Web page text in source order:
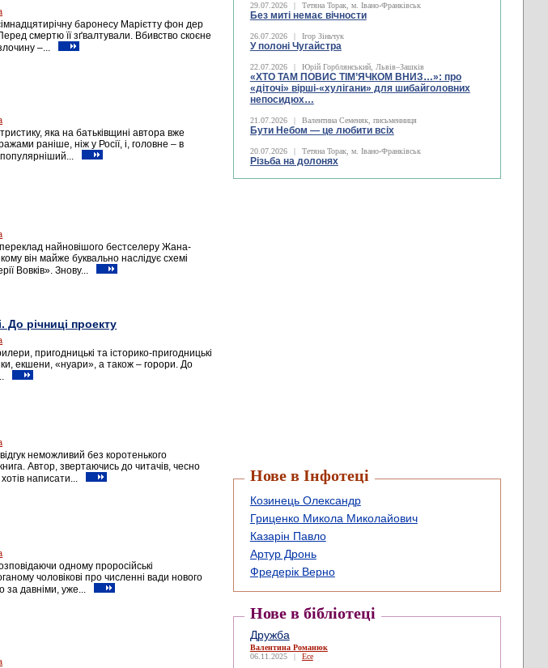
баронесу Марієтту фон дер
смертю її зґвалтували. Вбивство скоєне
–...
яка на батьківщині автора вже
раніше, ніж у Росії, і, головне – в
найновішого бестселеру Жана-
він майже буквально наслідує схемі
Вовків». Знову...
До річниці проекту
пригодницькі та історико-пригодницькі
екшени, «нуари», а також – горори. До
неможливий без коротенького
Автор, звертаючись до читачів, чесно
написати...
одному проросійські
чоловікові про численні вади нового
за давніми, уже...
29.07.2026 | Тетяна Торак, м. Івано-Франківськ
Без миті немає вічности
26.07.2026 | Ігор Зіньчук
У полоні Чугайстра
22.07.2026 | Юрій Горблянський, Львів–Зашків
«ХТО ТАМ ПОВИС ТІМ’ЯЧКОМ ВНИЗ…»: про
«діточі» вірші-«хулігани» для шибайголовних
непосидюх…
21.07.2026 | Валентина Семеняк, письменниця
Бути Небом ― це любити всіх
20.07.2026 | Тетяна Торак, м. Івано-Франківськ
Різьба на долонях
Нове в Інфотеці
Козинець Олександр
Гриценко Микола Миколайович
Казарін Павло
Артур Дронь
Фредерік Верно
Нове в бібліотеці
Дружба
Валентина Романюк
06.11.2025
| Есе